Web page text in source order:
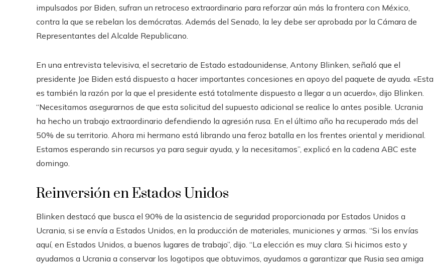
impulsados ​​por Biden, sufran un retroceso extraordinario para reforzar aún más la frontera con México,
contra la que se rebelan los demócratas. Además del Senado, la ley debe ser aprobada por la Cámara de
Representantes del Alcalde Republicano.
En una entrevista televisiva, el secretario de Estado estadounidense, Antony Blinken, señaló que el
presidente Joe Biden está dispuesto a hacer importantes concesiones en apoyo del paquete de ayuda. «Esta
es también la razón por la que el presidente está totalmente dispuesto a llegar a un acuerdo», dijo Blinken.
“Necesitamos asegurarnos de que esta solicitud del supuesto adicional se realice lo antes posible. Ucrania
ha hecho un trabajo extraordinario defendiendo la agresión rusa. En el último año ha recuperado más del
50% de su territorio. Ahora mi hermano está librando una feroz batalla en los frentes oriental y meridional.
Estamos esperando sin recursos ya para seguir ayuda, y la necesitamos”, explicó en la cadena ABC este
domingo.
Reinversión en Estados Unidos
Blinken destacó que busca el 90% de la asistencia de seguridad proporcionada por Estados Unidos a
Ucrania, si se envía a Estados Unidos, en la producción de materiales, municiones y armas. “Si los envías
aquí, en Estados Unidos, a buenos lugares de trabajo”, dijo. “La elección es muy clara. Si hicimos esto y
ayudamos a Ucrania a conservar los logotipos que obtuvimos, ayudamos a garantizar que Rusia sea amiga